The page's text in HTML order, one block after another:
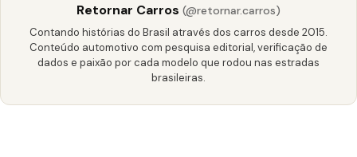
Retornar Carros (@retornar.carros)
Contando histórias do Brasil através dos carros desde 2015.
Conteúdo automotivo com pesquisa editorial, verificação de
dados e paixão por cada modelo que rodou nas estradas
brasileiras.